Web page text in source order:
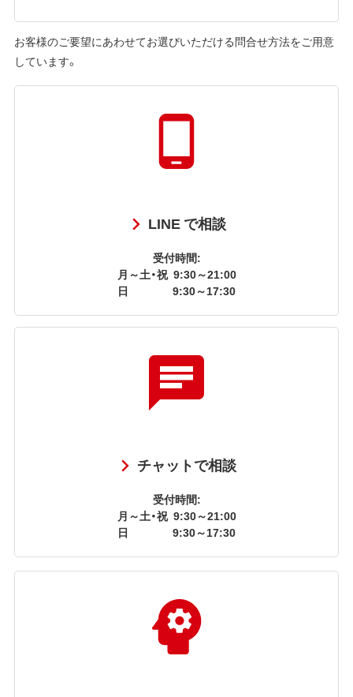
お客様のご要望にあわせてお選びいただける問合せ方法をご用意
しています。
LINE で相談
受付時間:
月～土・祝 9:30～21:00
日
9:30～17:30
チャットで相談
受付時間:
月～土・祝 9:30～21:00
日
9:30～17:30